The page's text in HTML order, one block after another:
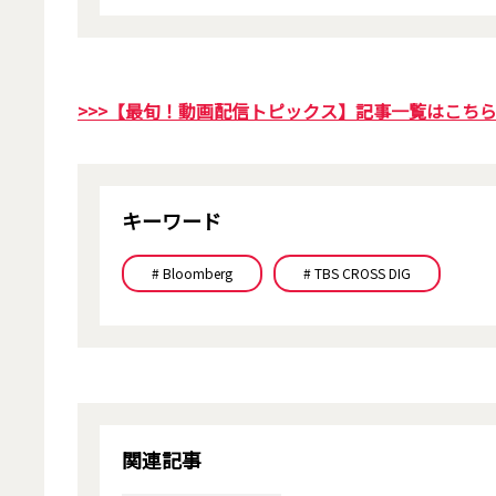
>>>【最旬！動画配信トピックス】記事一覧はこちら
キーワード
# Bloomberg # TBS CROSS DIG
関連記事